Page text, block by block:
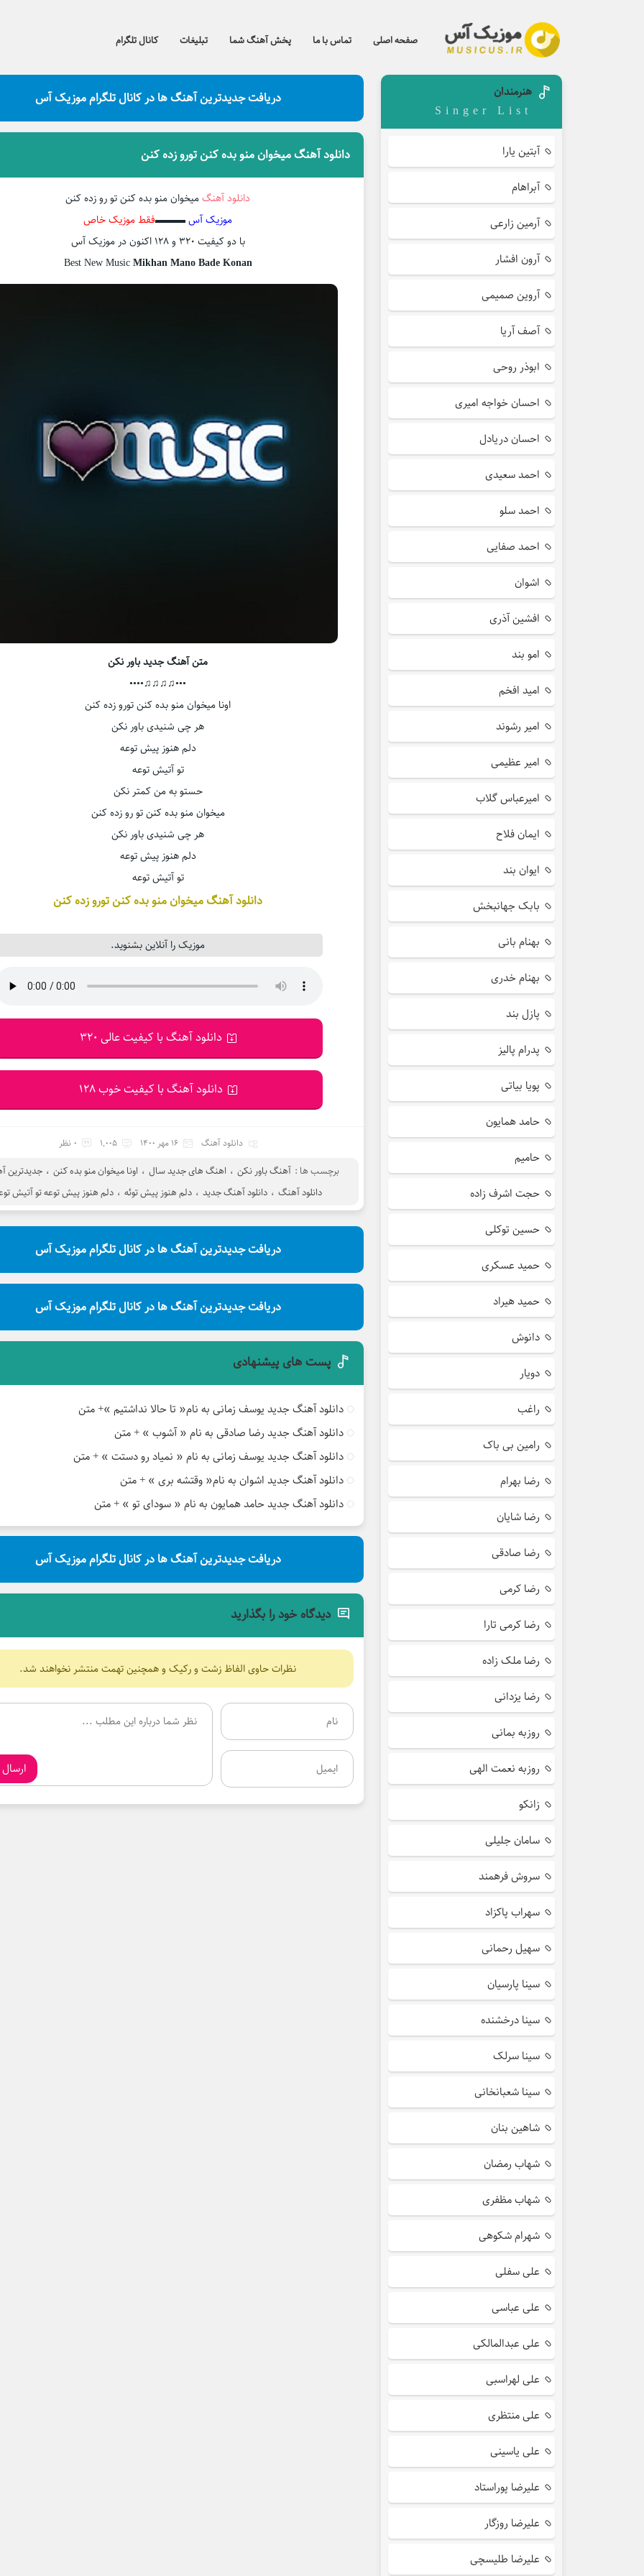
صفحه اصلی تماس با ما پخش آهنگ شما تبلیغات کانال تلگرام
دریافت جدیدترین آهنگ ها در کانال تلگرام موزیک آس
دانلود آهنگ میخوان منو بده کنن تورو زده کنن
دانلود آهنگمیخوان منو بده کنن تو رو زده کنن
موزیک آس▬▬▬فقط موزیک خاص
با دو کیفیت ۳۲۰ و ۱۲۸ اکنون در موزیک آس
Best New MusicMikhan Mano Bade Konan
متن آهنگ جدید باور نکن
•••♫♫♫♫••••
اونا میخوان منو بده کنن تورو زده کنن
هر چی شنیدی باور نکن
دلم هنوز پیش توعه
تو آتیش توعه
حستو به من کمتر نکن
میخوان منو بده کنن تو رو زده کنن
هر چی شنیدی باور نکن
دلم هنوز پیش توعه
تو آتیش توعه
دانلود آهنگ میخوان منو بده کنن تورو زده کنن
موزیک را آنلاین بشنوید.
دانلود آهنگ با کیفیت عالی 320
دانلود آهنگ با کیفیت خوب 128
دانلود آهنگ 16 مهر 1400 1,005 0 نظر
برچسب ها : آهنگ باور نکن ، اهنگ های جدید سال ، اونا میخوان منو بده کنن ، جدیدترین
دانلود آهنگ ، دانلود آهنگ جدید ، دلم هنوز پیش توئه ، دلم هنوز پیش توعه تو آتیش
دریافت جدیدترین آهنگ ها در کانال تلگرام موزیک آس
دریافت جدیدترین آهنگ ها در کانال تلگرام موزیک آس
پست های پیشنهادی
دانلود آهنگ جدید یوسف زمانی به نام« تا حالا نداشتیم »+ متن
دانلود آهنگ جدید رضا صادقی به نام « آشوب » + متن
دانلود آهنگ جدید یوسف زمانی به نام « نمیاد رو دستت » + متن
دانلود آهنگ جدید اشوان به نام« وقتشه بری » + متن
دانلود آهنگ جدید حامد همایون به نام « سودای تو » + متن
دریافت جدیدترین آهنگ ها در کانال تلگرام موزیک آس
دیدگاه خود را بگذارید
نظرات حاوی الفاظ زشت و رکیک و همچنین تهمت منتشر نخواهند شد.
هنرمندان
Singer List
آبتین یارا
آبراهام
آرمین زارعی
آرون افشار
آروین صمیمی
آصف آریا
ابوذر روحی
احسان خواجه امیری
احسان دریادل
احمد سعیدی
احمد سلو
احمد صفایی
اشوان
افشین آذری
امو بند
امید افخم
امیر رشوند
امیر عظیمی
امیرعباس گلاب
ایمان فلاح
ایوان بند
بابک جهانبخش
بهنام بانی
بهنام خدری
پازل بند
پدرام پالیز
پویا بیاتی
حامد همایون
حامیم
حجت اشرف زاده
حسین توکلی
حمید عسکری
حمید هیراد
دانوش
دویار
راغب
رامین بی باک
رضا بهرام
رضا شایان
رضا صادقی
رضا کرمی
رضا کرمی تارا
رضا ملک زاده
رضا یزدانی
روزبه بمانی
روزبه نعمت الهی
زانکو
سامان جلیلی
سروش فرهمند
سهراب پاکزاد
سهیل رحمانی
سینا پارسیان
سینا درخشنده
سینا سرلک
سینا شعبانخانی
شاهین بنان
شهاب رمضان
شهاب مظفری
شهرام شکوهی
علی سفلی
علی عباسی
علی عبدالمالکی
علی لهراسبی
علی منتظری
علی یاسینی
علیرضا پوراستاد
علیرضا روزگار
علیرضا طلیسچی